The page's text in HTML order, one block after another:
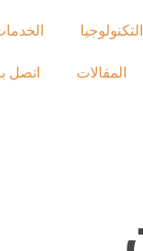
التكنولوجيا
المقالات اتصل